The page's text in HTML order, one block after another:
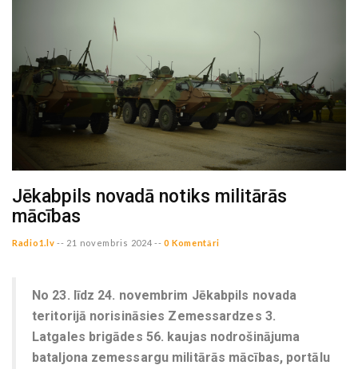
Jēkabpils novadā notiks militārās
mācības
Radio1.lv -- 21 novembris 2024 -- 0 Komentāri
No 23. līdz 24. novembrim Jēkabpils novada
teritorijā norisināsies Zemessardzes 3.
Latgales brigādes 56. kaujas nodrošinājuma
bataljona zemessargu militārās mācības, portālu